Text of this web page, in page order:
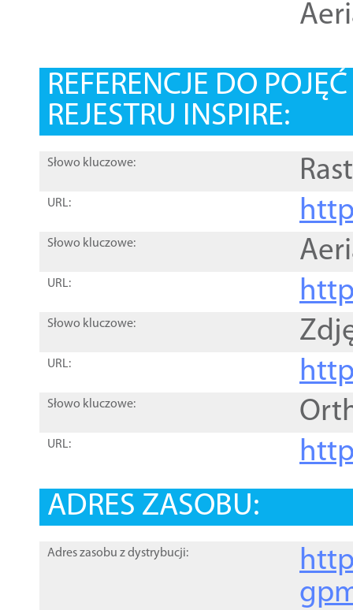
REFERENCJE DO
REJESTRU INSPIRE:
Słowo kluczowe:
URL:
Słowo kluczowe:
URL:
Słowo kluczowe:
URL:
Słowo kluczowe:
URL:
ADRES ZASOBU:
Adres zasobu z dystrybucji: